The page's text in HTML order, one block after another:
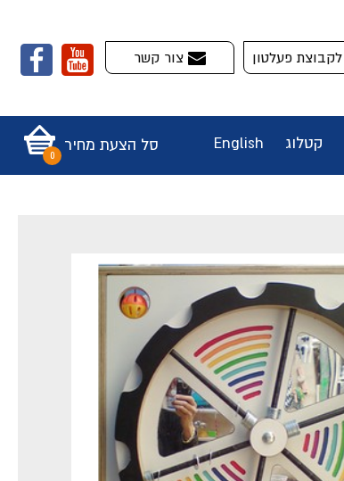
לקבוצת פעלטון צור קשר
קטלוג English סל הצעת מחיר